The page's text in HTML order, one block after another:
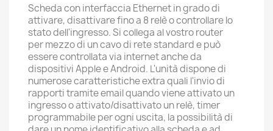
Scheda con interfaccia Ethernet in grado di
attivare, disattivare fino a 8 relè o controllare lo
stato dell'ingresso. Si collega al vostro router
per mezzo di un cavo di rete standard e può
essere controllata via internet anche da
dispositivi Apple e Android. L'unità dispone di
numerose caratteristiche extra quali l'invio di
rapporti tramite email quando viene attivato un
ingresso o attivato/disattivato un relè, timer
programmabile per ogni uscita, la possibilità di